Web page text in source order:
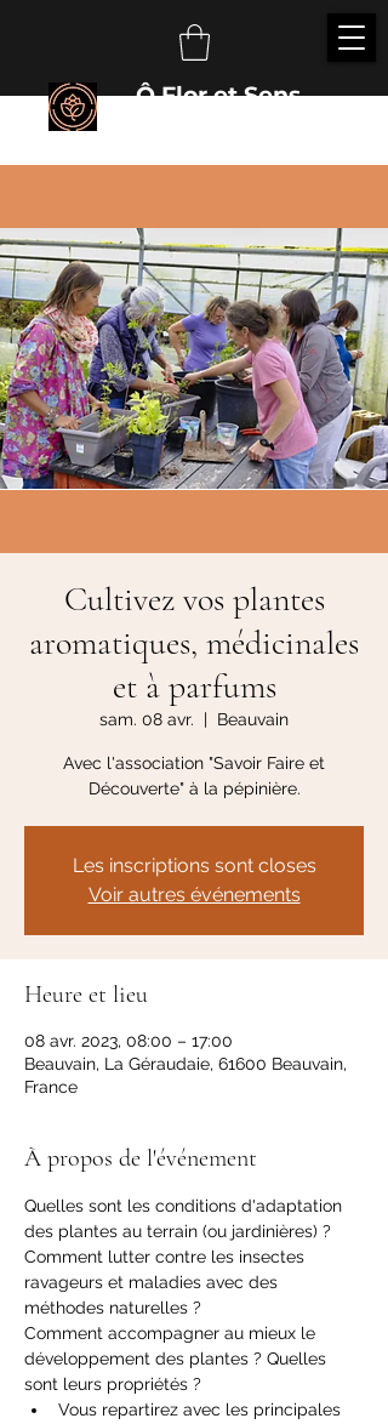
Ô Flor et Sens
Cultivez vos plantes
aromatiques, médicinales
et à parfums
sam. 08 avr.
  |
Beauvain
Avec l'association "Savoir Faire et
Découverte" à la pépinière.
Les inscriptions sont closes
Voir autres événements
Heure et lieu
08 avr. 2023, 08:00 – 17:00
Beauvain, La Géraudaie, 61600 Beauvain,
France
À propos de l'événement
Quelles sont les conditions d'adaptation
des plantes au terrain (ou jardinières) ?
Comment lutter contre les insectes
ravageurs et maladies avec des
méthodes naturelles ?
Comment accompagner au mieux le
développement des plantes ? Quelles
sont leurs propriétés ?
Vous repartirez avec les principales